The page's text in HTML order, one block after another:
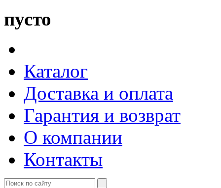
пусто
Каталог
Доставка и оплата
Гарантия и возврат
О компании
Контакты